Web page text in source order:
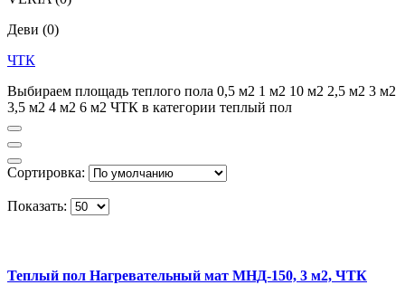
Деви (0)
ЧТК
Выбираем площадь теплого пола 0,5 м2 1 м2 10 м2 2,5 м2 3 м2
3,5 м2 4 м2 6 м2 ЧТК в категории теплый пол
Сортировка:
Показать:
Теплый пол Нагревательный мат МНД-150, 3 м2, ЧТК